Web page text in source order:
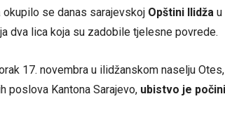
okupilo se danas sarajevskoj Opštini Ilidža u
dva lica koja su zadobile tjelesne povrede.
17. novembra u ilidžanskom naselju
poslova Kantona Sarajevo, ubistvo je